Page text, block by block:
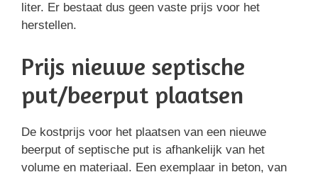
liter. Er bestaat dus geen vaste prijs voor het
herstellen.
Prijs nieuwe septische
put/beerput plaatsen
De kostprijs voor het plaatsen van een nieuwe
beerput of septische put is afhankelijk van het
volume en materiaal. Een exemplaar in beton, van